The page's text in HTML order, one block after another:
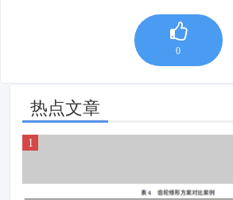
0
热点文章